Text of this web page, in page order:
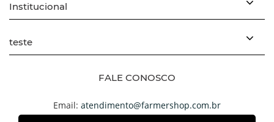
Institucional
teste
FALE CONOSCO
Email: atendimento@farmershop.com.br